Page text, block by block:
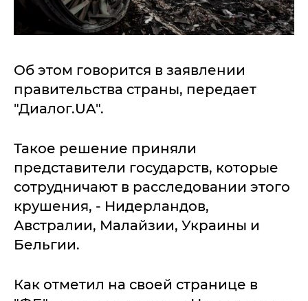
Об этом говорится в заявлении
правительства страны, передает
"Диалог.UA".
Такое решение приняли
представители государств, которые
сотрудничают в расследовании этого
крушения, - Нидерландов,
Австралии, Малайзии, Украины и
Бельгии.
Как отметил на своей странице в